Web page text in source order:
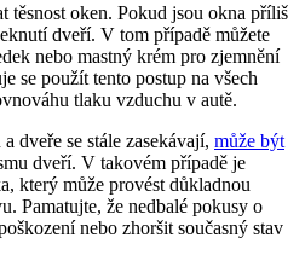
těsnost oken. Pokud jsou okna příliš
dveří. V tom případě můžete
nebo mastný krém pro zjemnění
se použít tento postup na všech
tlaku vzduchu v autě.
dveře se stále zasekávají, může být
dveří. V takovém případě je
který může provést důkladnou
Pamatujte, že nedbalé pokusy o
nebo zhoršit současný stav